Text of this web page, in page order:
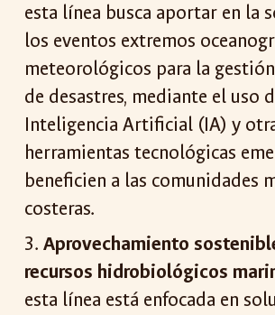
esta línea busca aportar en la
los eventos extremos
meteorológicos para la
de desastres, mediante el uso
Inteligencia Artificial (IA) y
herramientas tecnológicas
beneficien a las comunidades
costeras.
3.Aprovechamiento
recursos hidrobiológicos
esta línea está enfocada en